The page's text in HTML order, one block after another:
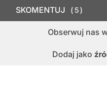
Obserwuj nas
Dodaj jako
SKOMENTUJ 5